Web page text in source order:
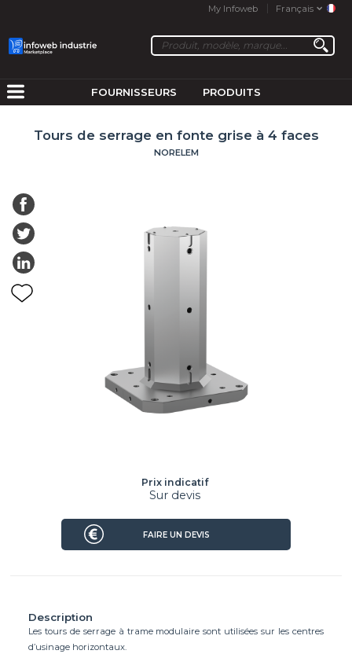
My Infoweb Français
FOURNISSEURS PRODUITS
Tours de serrage en fonte grise à 4 faces
NORELEM
Description
Les tours de serrage à trame modulaire sont utilisées sur les centres
d’usinage horizontaux.
Prix indicatif
Sur devis
FAIRE UN DEVIS